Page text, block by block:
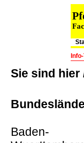
Sie sind hier
Baden-